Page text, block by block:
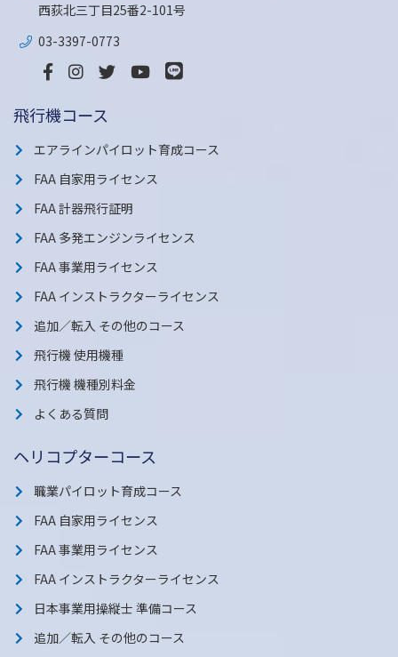
西荻北三丁目25番2-101号
03-3397-0773
飛行機コース
エアラインパイロット育成コース
FAA 自家用ライセンス
FAA 計器飛行証明
FAA 多発エンジンライセンス
FAA 事業用ライセンス
FAA インストラクターライセンス
追加／転入 その他のコース
飛行機 使用機種
飛行機 機種別料金
よくある質問
ヘリコプターコース
職業パイロット育成コース
FAA 自家用ライセンス
FAA 事業用ライセンス
FAA インストラクターライセンス
日本事業用操縦士 準備コース
追加／転入 その他のコース